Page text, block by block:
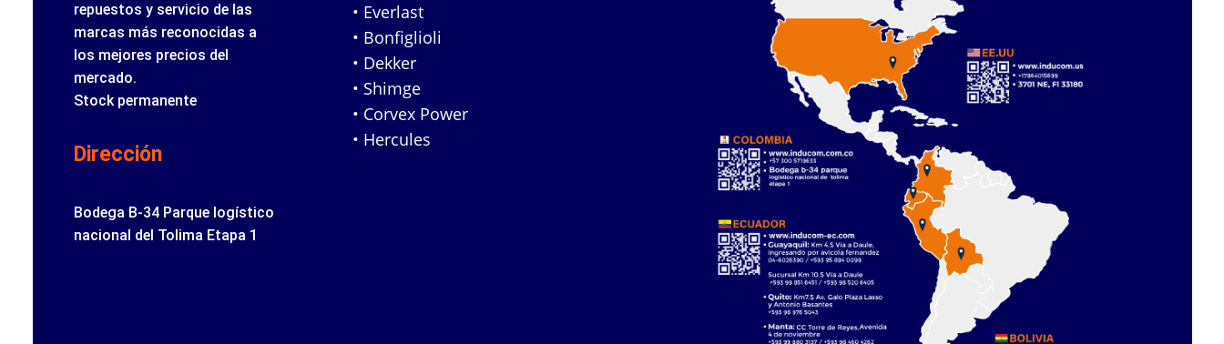
repuestos y servicio de las
marcas más reconocidas a
los mejores precios del
mercado.
Stock permanente
Dirección
Bodega B-34 Parque logístico
nacional del Tolima Etapa 1
• Everlast
• Bonfiglioli
• Dekker
• Shimge
• Corvex Power
• Hercules